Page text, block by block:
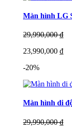
Màn hình LG
29,990,000 ₫
23,990,000 ₫
-20%
Màn hình di
29,990,000 ₫